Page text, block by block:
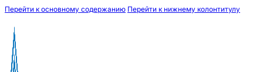
Перейти к основному содержанию Перейти к нижнему колонтитулу